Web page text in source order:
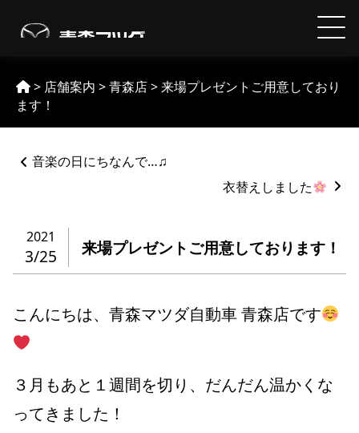
content
> 店舗案内 >青森店>来場プレゼントご用意しており
ます！
ー
ン
音楽の日にちなんで…♫
衣替えしました
2021
3/25 来場プレゼントご用意しております！
こんにちは、青森マツダ自動車 青森店です
３月もあと１週間を切り、だんだん温かくな
ってきました！